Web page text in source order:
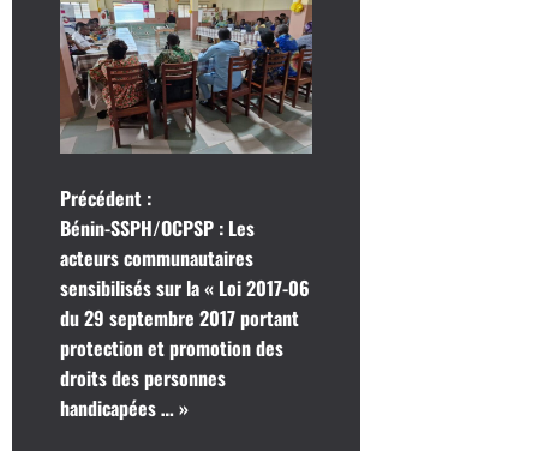
N
a
v
i
g
Précédent :
Bénin-SSPH/OCPSP : Les
acteurs communautaires
sensibilisés sur la « Loi 2017-06
du 29 septembre 2017 portant
protection et promotion des
droits des personnes
handicapées … »